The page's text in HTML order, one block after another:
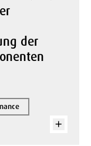
der